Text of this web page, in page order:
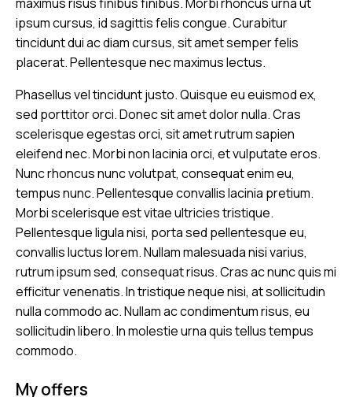
ipsum cursus, id sagittis felis congue. Curabitur
tincidunt dui ac diam cursus, sit amet semper felis
placerat. Pellentesque nec maximus lectus.
Phasellus vel tincidunt justo. Quisque eu euismod ex,
sed porttitor orci. Donec sit amet dolor nulla. Cras
scelerisque egestas orci, sit amet rutrum sapien
eleifend nec. Morbi non lacinia orci, et vulputate eros.
Nunc rhoncus nunc volutpat, consequat enim eu,
tempus nunc. Pellentesque convallis lacinia pretium.
Morbi scelerisque est vitae ultricies tristique.
Pellentesque ligula nisi, porta sed pellentesque eu,
convallis luctus lorem. Nullam malesuada nisi varius,
rutrum ipsum sed, consequat risus. Cras ac nunc quis mi
efficitur venenatis. In tristique neque nisi, at sollicitudin
nulla commodo ac. Nullam ac condimentum risus, eu
sollicitudin libero. In molestie urna quis tellus tempus
commodo.
My offers